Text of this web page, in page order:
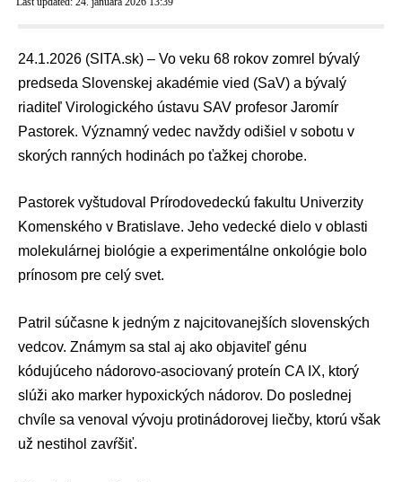
24.1.2026 (SITA.sk) – Vo veku 68 rokov zomrel bývalý
predseda Slovenskej akadémie vied (SaV) a bývalý
riaditeľ Virologického ústavu SAV profesor Jaromír
Pastorek. Významný vedec navždy odišiel v sobotu v
skorých ranných hodinách po ťažkej chorobe.
Pastorek vyštudoval Prírodovedeckú fakultu Univerzity
Komenského v Bratislave. Jeho vedecké dielo v oblasti
molekulárnej biológie a experimentálne onkológie bolo
prínosom pre celý svet.
Patril súčasne k jedným z najcitovanejších slovenských
vedcov. Známym sa stal aj ako objaviteľ génu
kódujúceho nádorovo-asociovaný proteín CA IX, ktorý
slúži ako marker hypoxických nádorov. Do poslednej
chvíle sa venoval vývoju protinádorovej liečby, ktorú však
už nestihol zavŕšiť.